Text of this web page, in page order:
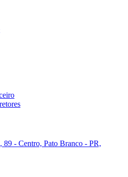
89 - Centro, Pato Branco - PR,